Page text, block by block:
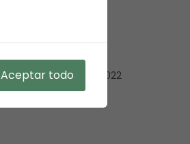
diciembre 2022
Aceptar todo